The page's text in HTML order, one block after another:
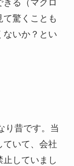
る（マクロ
驚くことも
ないか？とい
り昔です。当
ていて、会社
していまし